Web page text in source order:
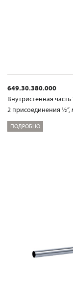
649.30.380.000
Внутристенная
2 присоединения ½“,
ПОДРОБНО